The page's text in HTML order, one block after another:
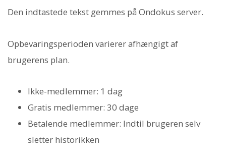
Den indtastede tekst gemmes på Ondokus server.
Opbevaringsperioden varierer afhængigt af
brugerens plan.
Ikke-medlemmer: 1 dag
Gratis medlemmer: 30 dage
Betalende medlemmer: Indtil brugeren selv
sletter historikken